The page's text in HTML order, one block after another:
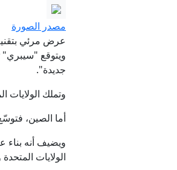
مصدر الصورة
عرض مرئي
ويتوقع "سيبري"
جديدة".
وتملك الولايات المتحدة وروسيا معا حوالي 83%
أما الصين، فتوسّع
ويضيف أنه بناء
الولايات المتحدة